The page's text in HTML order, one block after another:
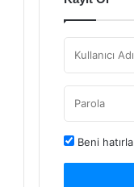
Beni hatırla